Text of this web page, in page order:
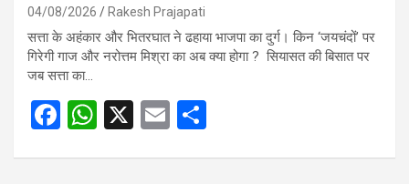
04/08/2026 Rakesh Prajapati
सत्ता के अहंकार और भितरघात ने ढहाया भाजपा का दुर्ग। किन ‘जयचंदों’ पर
गिरेगी गाज और नरोत्तम मिश्रा का अब क्या होगा ? सियासत की बिसात पर
जब सत्ता का…
F
W X
E